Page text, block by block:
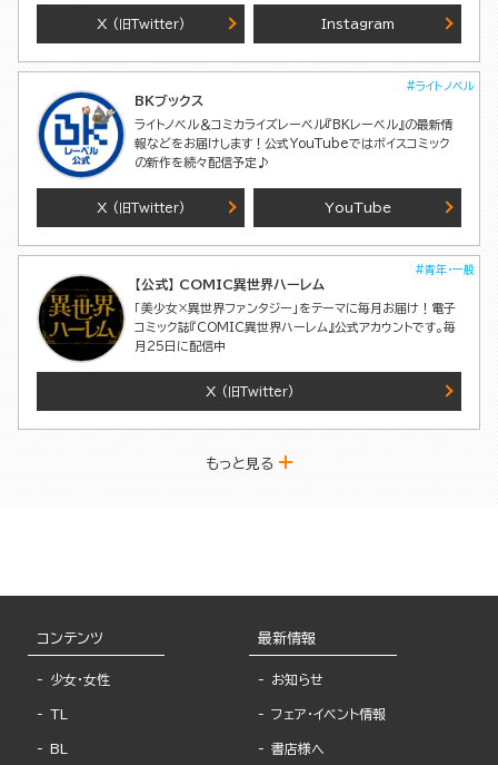
X (旧Twitter) Instagram
BKブックス
#ライトノベル
ライトノベル＆コミカライズレーベル『BKレーベル』の最新情
報などをお届けします！公式YouTubeではボイスコミック
の新作を続々配信予定♪
X (旧Twitter) YouTube
【公式】 COMIC異世界ハーレム
#青年・一般
「美少女×異世界ファンタジー」をテーマに毎月お届け！電子
コミック誌『COMIC異世界ハーレム』公式アカウントです。毎
月25日に配信中
X (旧Twitter)
もっと見る
コンテンツ
少女・女性
TL
BL
最新情報
お知らせ
フェア・イベント情報
書店様へ